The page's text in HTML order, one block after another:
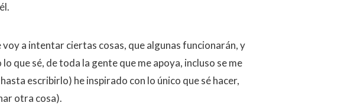
a intentar ciertas cosas, que algunas funcionarán, y
que sé, de toda la gente que me apoya, incluso se me
escribirlo) he inspirado con lo único que sé hacer,
otra cosa).